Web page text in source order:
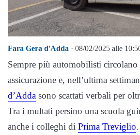
Fara Gera d'Adda · 08/02/2025 alle
Sempre più automobilisti circolano
assicurazione e, nell’ultima
d’Adda sono scattati verbali per
Tra i multati persino una scuola
anche i colleghi di Prima Treviglio.